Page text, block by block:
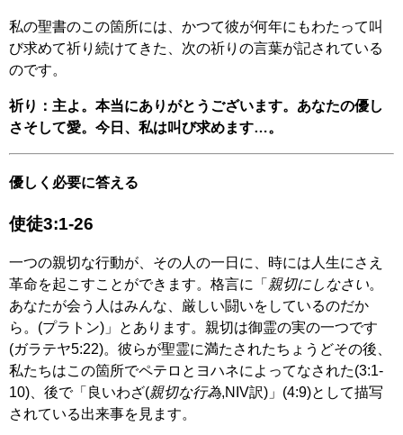
私の聖書のこの箇所には、かつて彼が何年にもわたって叫
び求めて祈り続けてきた、次の祈りの言葉が記されている
のです。
祈り：主よ。本当にありがとうございます。あなたの優し
さそして愛。今日、私は叫び求めます…。
優しく必要に答える
使徒3:1-26
一つの親切な行動が、その人の一日に、時には人生にさえ
革命を起こすことができます。格言に「 親切にしなさい。
あなたが会う人はみんな、厳しい闘いをしているのだか
ら。(プラトン)」とあります。親切は御霊の実の一つです
(ガラテヤ5:22)。彼らが聖霊に満たされたちょうどその後、
私たちはこの箇所でペテロとヨハネによってなされた(3:1-
10)、後で「良いわざ(親切な行為,NIV訳)」(4:9)として描写
されている出来事を見ます。